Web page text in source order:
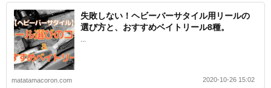
失敗しない！ヘビーバーサタイル用リールの
選び方と、おすすめベイトリール8種。
matatamacoron.com 2020-10-26 15:02